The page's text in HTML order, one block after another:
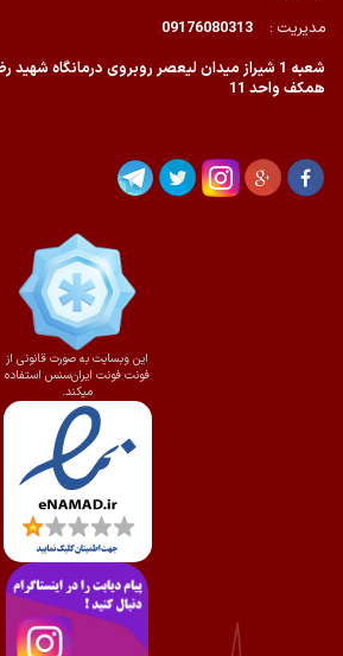
مدیریت :
09176080313
شعبه 1 شیراز میدان لیعصر روبروی درمانگاه
همکف واحد 11
این وبسایت به صورت قانونی از
فونت فونت ایران‌سنس استفاده
میکند.